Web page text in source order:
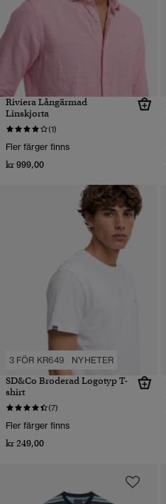
Riviera Långärmad
Linskjorta
(1)
Fler färger finns
kr 999,00
3 FÖR KR649 NYHETER
SD&Co Broderad Logotyp T-
shirt
(7)
Fler färger finns
kr 249,00